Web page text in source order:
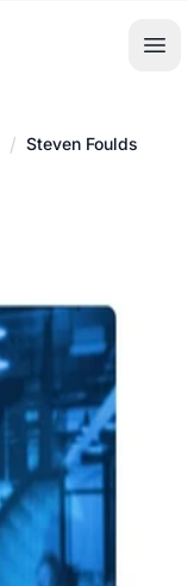
/ Steven Foulds